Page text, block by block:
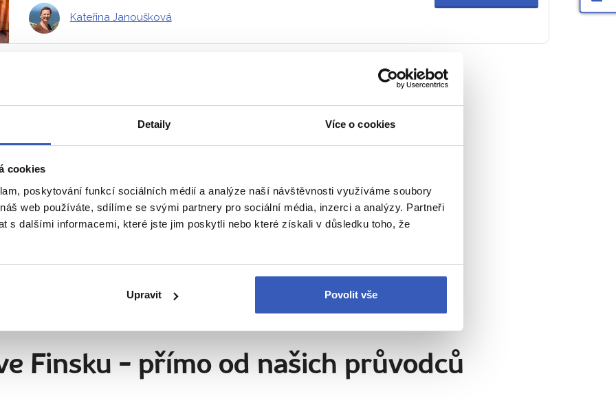
Detaily Více o cookies
cookies
poskytování funkcí sociálních médií a analýze naší návštěvnosti využíváme soubory
web používáte, sdílíme se svými partnery pro sociální média, inzerci a analýzy. Partneři
s dalšími informacemi, které jste jim poskytli nebo které získali v důsledku toho, že
Upravit Povolit vše
Kateřina Janoušková
vás zavedou i tam, kde to jiní neznají
19 zájezdů
nové věci. Když ale
13 zájezdů
„Poznávání krajin, lidí i kultury
Ukaž všech 79 průvodců
Finsku - přímo od našich průvodců